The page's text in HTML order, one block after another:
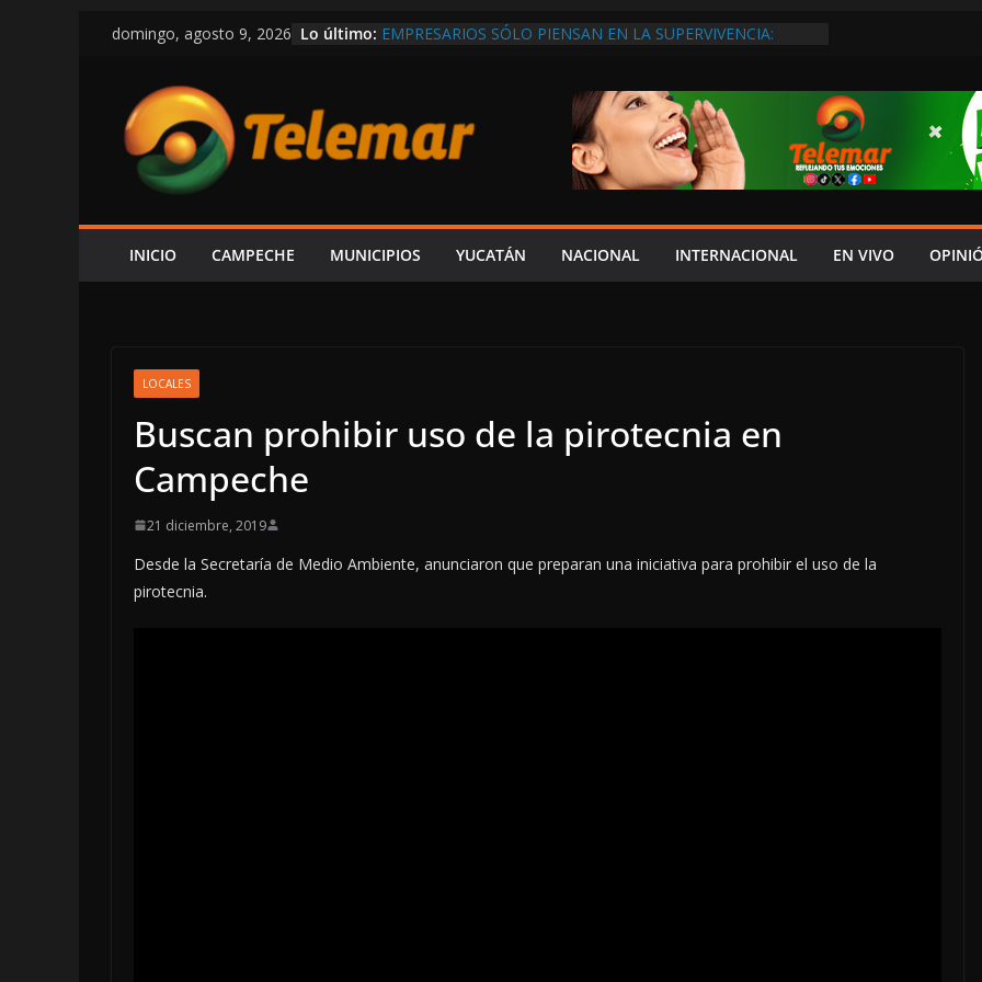
Saltar
contenido
domingo, agosto 9, 2026 Lo último: EMPRESARIOS SÓLO PIENSAN EN LA SUPERVIVENCIA:
ESCÁRCEGA: EXIGEN REHABILITAR EL CAMINO #LA
VICTORIA–DIVISIÓN DEL NORTE
CON $14 MIL ANUALES A CAMPAMENTOS TORTUGUEROS,
EL GOBIERNO DE LAYDA SE “LEVANTA LA CORBATA” PARA
PRESUMIR QUE APOYA A LA ECOLOGÍA: COSGAYA
¡CON CALLES DE VERGÜENZA!
SÓLO HAY 6 PAIDOPSIQUIATRAS EN CAMPECHE Y NADIE
INICIO CAMPECHE MUNICIPIOS YUCATÁN NACIONAL INTERNACIONAL EN VIVO
LOCALES
Buscan prohibir uso de la pirotecnia en
Campeche
21 diciembre, 2019
Desde la Secretaría de Medio Ambiente, anunciaron que preparan una iniciativa para prohibir el uso de la
pirotecnia.